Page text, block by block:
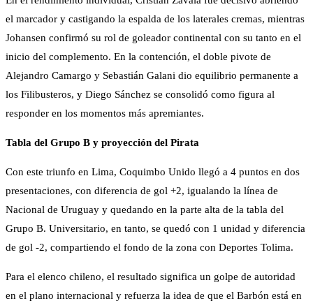
el marcador y castigando la espalda de los laterales cremas, mientras
Johansen confirmó su rol de goleador continental con su tanto en el
inicio del complemento. En la contención, el doble pivote de
Alejandro Camargo y Sebastián Galani dio equilibrio permanente a
los Filibusteros, y Diego Sánchez se consolidó como figura al
responder en los momentos más apremiantes.
Tabla del Grupo B y proyección del Pirata
Con este triunfo en Lima, Coquimbo Unido llegó a 4 puntos en dos
presentaciones, con diferencia de gol +2, igualando la línea de
Nacional de Uruguay y quedando en la parte alta de la tabla del
Grupo B. Universitario, en tanto, se quedó con 1 unidad y diferencia
de gol -2, compartiendo el fondo de la zona con Deportes Tolima.
Para el elenco chileno, el resultado significa un golpe de autoridad
en el plano internacional y refuerza la idea de que el Barbón está en